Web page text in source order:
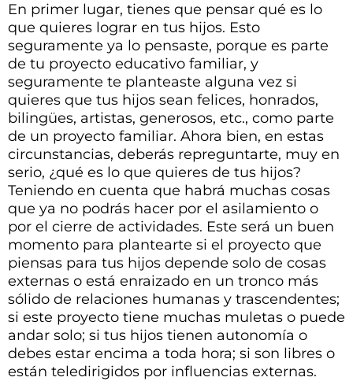
En primer lugar, tienes que pensar qué es lo
que quieres lograr en tus hijos. Esto
seguramente ya lo pensaste, porque es parte
de tu proyecto educativo familiar, y
seguramente te planteaste alguna vez si
quieres que tus hijos sean felices, honrados,
bilingües, artistas, generosos, etc., como parte
de un proyecto familiar. Ahora bien, en estas
circunstancias, deberás repreguntarte, muy en
serio, ¿qué es lo que quieres de tus hijos?
Teniendo en cuenta que habrá muchas cosas
que ya no podrás hacer por el asilamiento o
por el cierre de actividades. Este será un buen
momento para plantearte si el proyecto que
piensas para tus hijos depende solo de cosas
externas o está enraizado en un tronco más
sólido de relaciones humanas y trascendentes;
si este proyecto tiene muchas muletas o puede
andar solo; si tus hijos tienen autonomía o
debes estar encima a toda hora; si son libres o
están teledirigidos por influencias externas.